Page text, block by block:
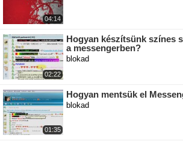
04:14
02:22
Hogyan készítsünk színes
a messengerben?
blokad
01:35
Hogyan mentsük el
blokad